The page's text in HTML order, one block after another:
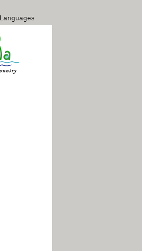
Languages